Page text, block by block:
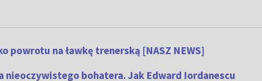
powrotu na ławkę trenerską [NASZ NEWS]
nieoczywistego bohatera. Jak Edward Iordanescu